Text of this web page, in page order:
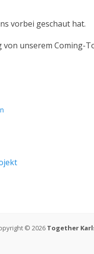
vorbei geschaut hat.
unserem Coming-
© 2026 Together